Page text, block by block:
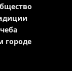
городе